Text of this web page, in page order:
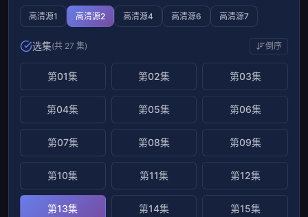
高清源1 高清源2 高清源4 高清源6 高清源7
选集(共 27 集) 倒序
第01集 第02集 第03集
第04集 第05集 第06集
第07集 第08集 第09集
第10集 第11集 第12集
第13集 第14集 第15集